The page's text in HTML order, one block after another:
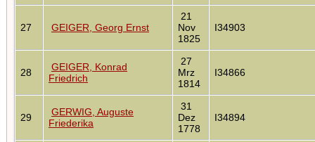
27 GEIGER, Georg Ernst
21
Nov
1825
I34903
28
GEIGER, Konrad
Friedrich
27
Mrz
1814
I34866
29
GERWIG, Auguste
Friederika
31
Dez
1778
I34894